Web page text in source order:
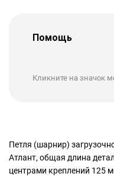
Помощь
Кликните на значок
Петля (шарнир)
Атлант, общая длина
центрами креплений 125